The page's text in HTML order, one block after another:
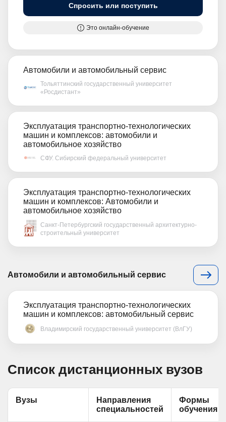
Спросить или поступить
Это онлайн-обучение
Автомобили и автомобильный сервис
Тольяттинский государственный университет
«Росдистант»
Эксплуатация транспортно-технологических
машин и комплексов: автомобили и
автомобильное хозяйство
СФУ. Сибирский федеральный университет
Эксплуатация транспортно-технологических
машин и комплексов: Автомобили и
автомобильное хозяйство
Санкт-Петербургский государственный архитектурно-
строительный университет
Автомобили и автомобильный сервис
Эксплуатация транспортно-технологических
машин и комплексов: автомобильный сервис
Владимирский государственный университет (ВлГУ)
Список дистанционных вузов
Вузы
Направления
специальностей
Формы
обучения